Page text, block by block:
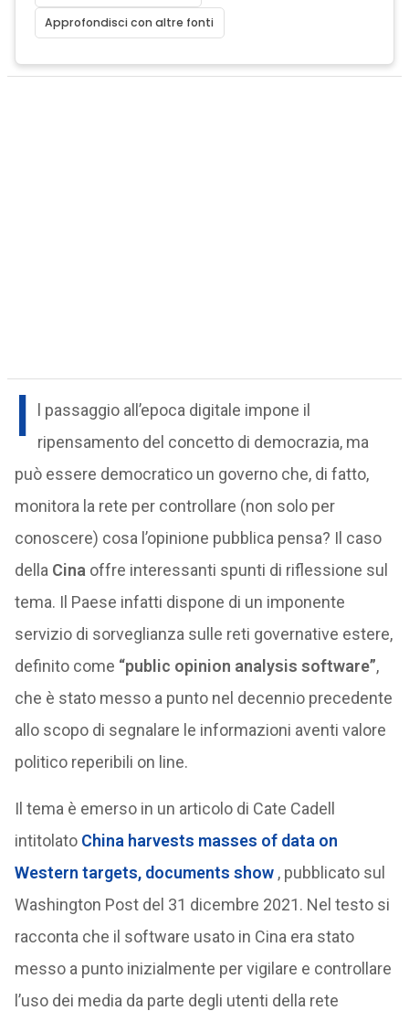
Approfondisci con altre fonti
I
l passaggio all’epoca digitale impone il
ripensamento del concetto di democrazia, ma
può essere democratico un governo che, di fatto,
monitora la rete per controllare (non solo per
conoscere) cosa l’opinione pubblica pensa? Il caso
della Cina offre interessanti spunti di riflessione sul
tema. Il Paese infatti dispone di un imponente
servizio di sorveglianza sulle reti governative estere,
definito come “public opinion analysis software”,
che è stato messo a punto nel decennio precedente
allo scopo di segnalare le informazioni aventi valore
politico reperibili on line.
Il tema è emerso in un articolo di Cate Cadell
intitolato China harvests masses of data on
Western targets, documents show, pubblicato sul
Washington Post del 31 dicembre 2021. Nel testo si
racconta che il software usato in Cina era stato
messo a punto inizialmente per vigilare e controllare
l’uso dei media da parte degli utenti della rete